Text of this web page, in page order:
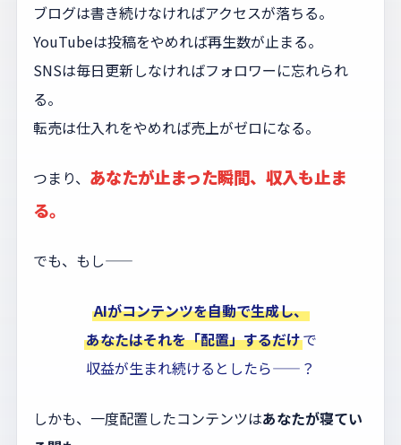
ブログは書き続けなければアクセスが落ちる。
YouTubeは投稿をやめれば再生数が止まる。
SNSは毎日更新しなければフォロワーに忘れられ
る。
転売は仕入れをやめれば売上がゼロになる。
つまり、 あなたが止まった瞬間、収入も止ま
る。
でも、もし——
AIがコンテンツを自動で生成し、
あなたはそれを「配置」するだけで
収益が生まれ続けるとしたら——？
しかも、一度配置したコンテンツはあなたが寝てい